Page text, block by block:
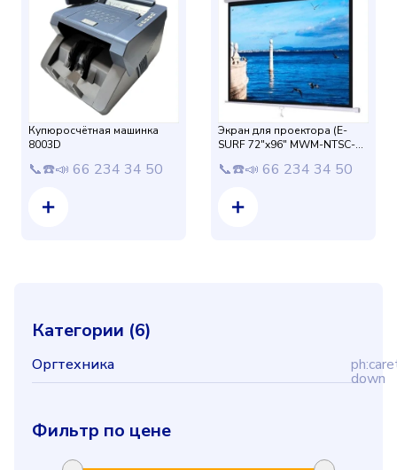
Купюросчётная машинка
8003D
📞☎️📣 66 234 34 50
Экран для проектора (E-
SURF 72"x96" MWM-NTSC-
📞☎️📣 66 234 34 50
Категории (6)
Оргтехника
down
Фильтр по цене